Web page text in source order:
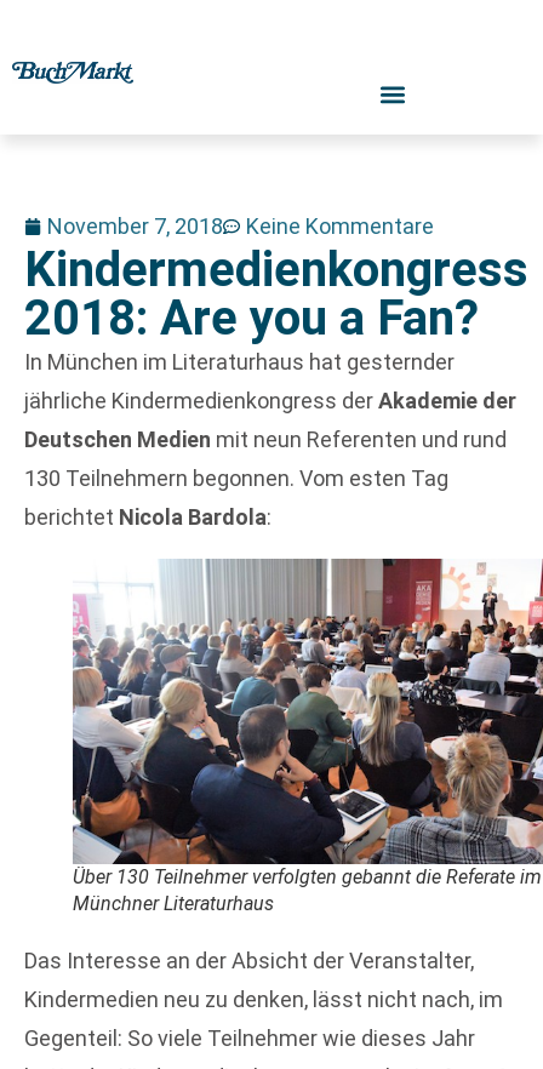
November 7, 2018 Keine Kommentare
Kindermedienkongress
2018: Are you a Fan?
In München im Literaturhaus hat gesternder
jährliche Kindermedienkongress derAkademie der
Deutschen Medien mit neun Referenten und rund
130 Teilnehmern begonnen. Vom esten Tag
berichtet Nicola Bardola:
Über 130 Teilnehmer verfolgten gebannt die Referate im
Münchner Literaturhaus
Das Interesse an der Absicht der Veranstalter,
Kindermedien neu zu denken, lässt nicht nach, im
Gegenteil: So viele Teilnehmer wie dieses Jahr